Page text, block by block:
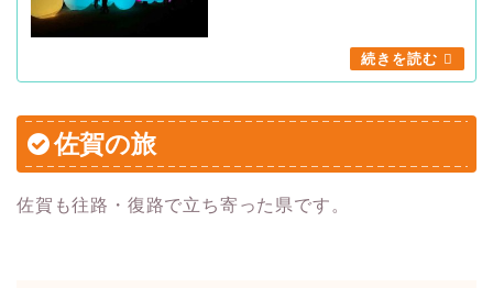
佐賀の旅
佐賀も往路・復路で立ち寄った県です。